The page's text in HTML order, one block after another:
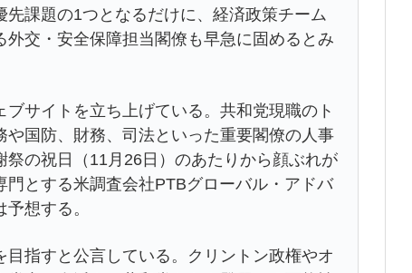
課題の1つとなるだけに、経済政策チーム
交・安全保障担当閣僚も早急に固めるとみ
サイトを立ち上げている。共和党現職のト
国防、財務、司法といった重要閣僚の人事
の祝日（11月26日）のあたりから顔ぶれが
とする米調査会社PTBグローバル・アドバ
想する。
指すと公言している。クリントン政権やオ